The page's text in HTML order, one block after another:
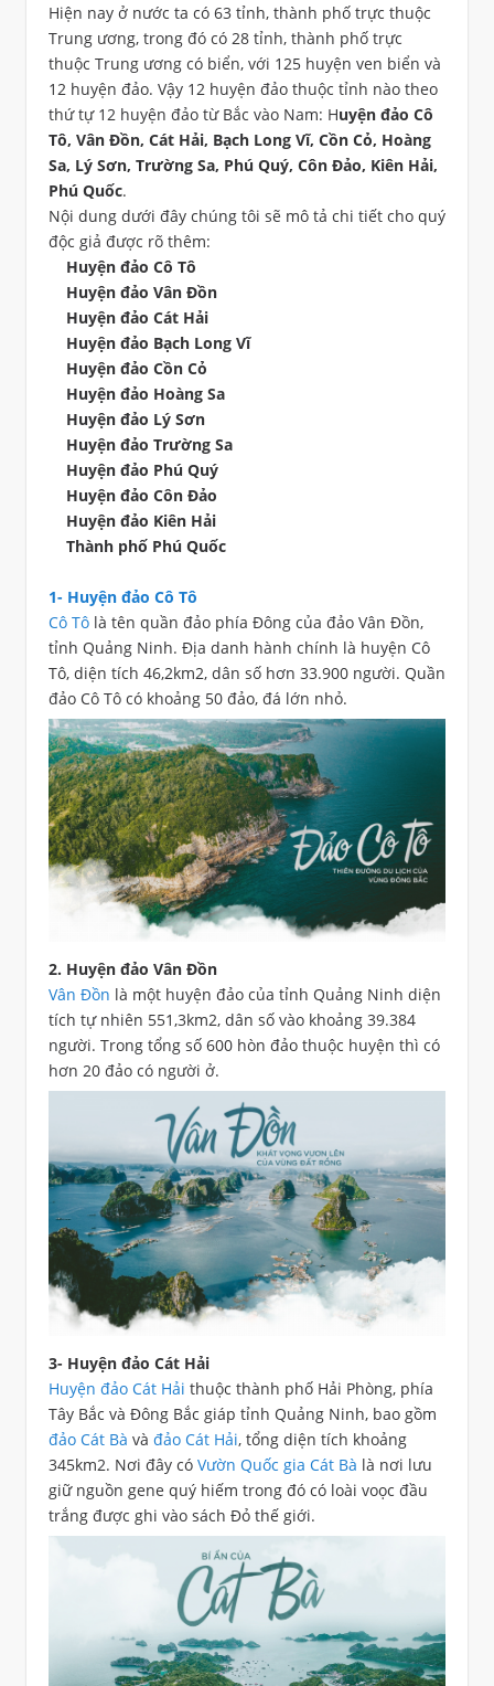
Hiện nay ở nước ta có 63 tỉnh, thành phố trực thuộc
Trung ương, trong đó có 28 tỉnh, thành phố trực
thuộc Trung ương có biển, với 125 huyện ven biển và
12 huyện đảo. Vậy 12 huyện đảo thuộc tỉnh nào theo
thứ tự 12 huyện đảo từ Bắc vào Nam: Huyện đảo Cô
Tô, Vân Đồn, Cát Hải, Bạch Long Vĩ, Cồn Cỏ, Hoàng
Sa, Lý Sơn, Trường Sa, Phú Quý, Côn Đảo, Kiên Hải,
Phú Quốc.
Nội dung dưới đây chúng tôi sẽ mô tả chi tiết cho quý
độc giả được rõ thêm:
Huyện đảo Cô Tô
Huyện đảo Vân Đồn
Huyện đảo Cát Hải
Huyện đảo Bạch Long Vĩ
Huyện đảo Cồn Cỏ
Huyện đảo Hoàng Sa
Huyện đảo Lý Sơn
Huyện đảo Trường Sa
Huyện đảo Phú Quý
Huyện đảo Côn Đảo
Huyện đảo Kiên Hải
Thành phố Phú Quốc
1- Huyện đảo Cô Tô
Cô Tô là tên quần đảo phía Đông của đảo Vân Đồn,
tỉnh Quảng Ninh. Địa danh hành chính là huyện Cô
Tô, diện tích 46,2km2, dân số hơn 33.900 người. Quần
đảo Cô Tô có khoảng 50 đảo, đá lớn nhỏ.
2. Huyện đảo Vân Đồn
Vân Đồn là một huyện đảo của tỉnh Quảng Ninh diện
tích tự nhiên 551,3km2, dân số vào khoảng 39.384
người. Trong tổng số 600 hòn đảo thuộc huyện thì có
hơn 20 đảo có người ở.
3- Huyện đảo Cát Hải
Huyện đảo Cát Hải thuộc thành phố Hải Phòng, phía
Tây Bắc và Đông Bắc giáp tỉnh Quảng Ninh, bao gồm
đảo Cát Bà và đảo Cát Hải, tổng diện tích khoảng
345km2. Nơi đây có Vườn Quốc gia Cát Bà là nơi lưu
giữ nguồn gene quý hiếm trong đó có loài voọc đầu
trắng được ghi vào sách Đỏ thế giới.